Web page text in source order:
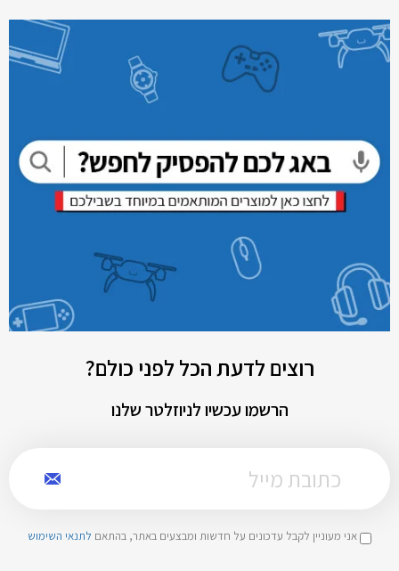
רוצים לדעת הכל לפני כולם?
הרשמו עכשיו לניוזלטר שלנו
אני מעוניין לקבל עדכונים על חדשות ומבצעים באתר, בהתאם לתנאי השימוש